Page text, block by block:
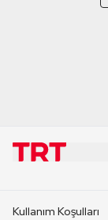
Kullanım Koşulları